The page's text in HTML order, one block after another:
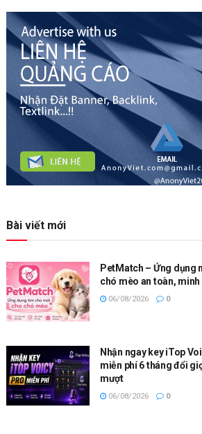
Bài viết mới
PetMatch – Ứng dụng
chó mèo an toàn, minh
06/08/2026 0
Nhận ngay key iTop
miễn phí 6 tháng đổi
mượt
06/08/2026 0